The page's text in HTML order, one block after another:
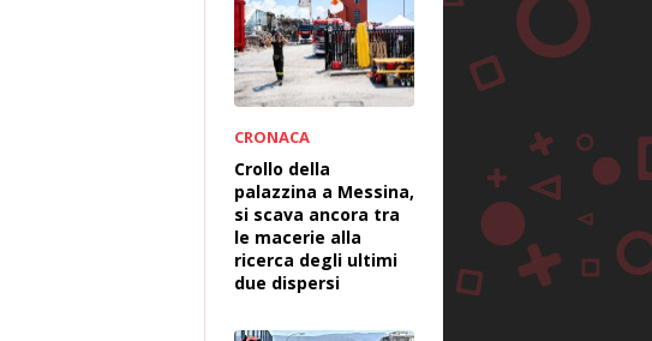
CRONACA
Crollo della
palazzina a Messina,
si scava ancora tra
le macerie alla
ricerca degli ultimi
due dispersi